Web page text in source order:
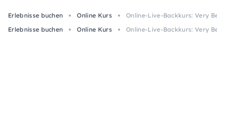
Erlebnisse buchen Online Kurs
Online-Live-Backkurs: Very
Erlebnisse buchen
Online Kurs Online-Live-Backkurs: Very